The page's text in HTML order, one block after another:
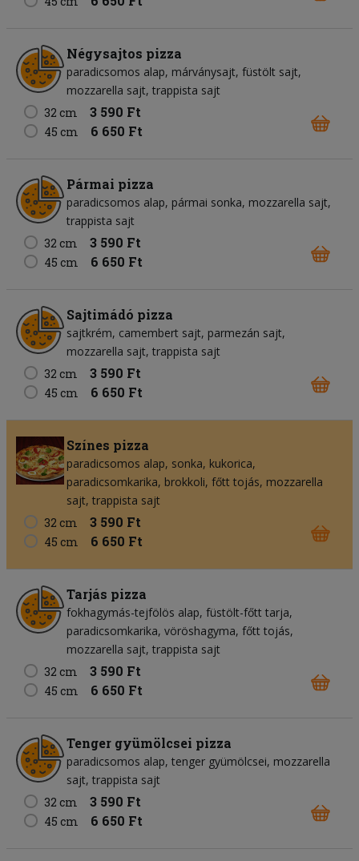
Négysajtos pizza
paradicsomos alap márványsajt füstölt sajt
mozzarella sajt trappista sajt
32 cm
3 590 Ft
45 cm 6 650 Ft
Pármai pizza
paradicsomos alap pármai sonka mozzarella sajt
trappista sajt
32 cm
3 590 Ft
45 cm 6 650 Ft
Sajtimádó pizza
sajtkrém camembert sajt parmezán sajt
mozzarella sajt trappista sajt
32 cm
3 590 Ft
45 cm 6 650 Ft
Színes pizza
paradicsomos alap sonka kukorica
paradicsomkarika brokkoli főtt tojás mozzarella
sajt trappista sajt
32 cm
3 590 Ft
45 cm 6 650 Ft
Tarjás pizza
fokhagymás-tejfölös alap füstölt-főtt tarja
paradicsomkarika vöröshagyma főtt tojás
mozzarella sajt trappista sajt
32 cm
3 590 Ft
45 cm 6 650 Ft
Tenger gyümölcsei pizza
paradicsomos alap tenger gyümölcsei mozzarella
sajt trappista sajt
32 cm
3 590 Ft
45 cm 6 650 Ft